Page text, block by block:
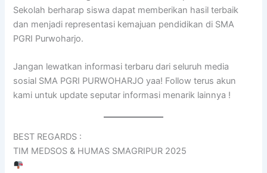
Sekolah berharap siswa dapat memberikan hasil terbaik
dan menjadi representasi kemajuan pendidikan di SMA
PGRI Purwoharjo.
Jangan lewatkan informasi terbaru dari seluruh media
sosial SMA PGRI PURWOHARJO yaa! Follow terus akun
kami untuk update seputar informasi menarik lainnya !
BEST REGARDS :
TIM MEDSOS & HUMAS SMAGRIPUR 2025